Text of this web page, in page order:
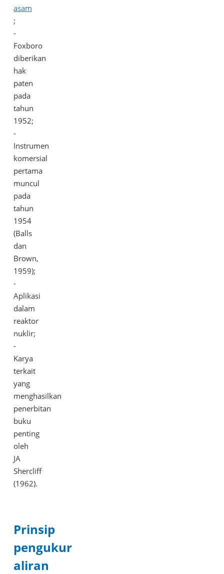
asam
;
-
Foxboro
diberikan
hak
paten
pada
tahun
1952;
-
Instrumen
komersial
pertama
muncul
pada
tahun
1954
(Balls
dan
Brown,
1959);
-
Aplikasi
dalam
reaktor
nuklir;
-
Karya
terkait
yang
menghasilkan
penerbitan
buku
penting
oleh
JA
Shercliff
(1962).
Prinsip
pengukur
aliran